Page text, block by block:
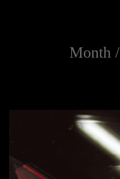
Month /